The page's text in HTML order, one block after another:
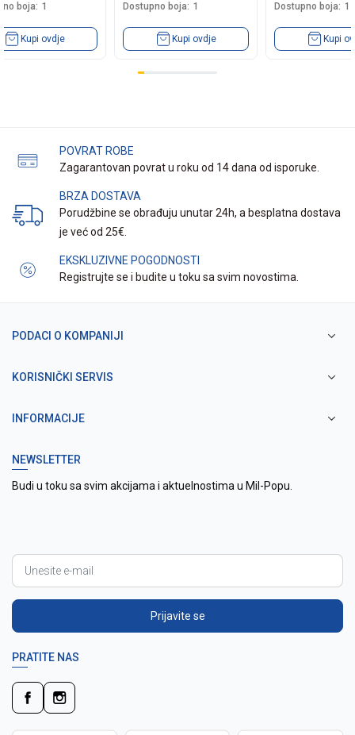
boja: 1
Kupi ovdje
Dostupno boja: 1
Kupi ovdje
Dostupno boja: 1
Kupi
POVRAT ROBE
Zagarantovan povrat u roku od 14 dana od isporuke.
BRZA DOSTAVA
Porudžbine se obrađuju unutar 24h, a besplatna dostava
je već od 25€.
EKSKLUZIVNE POGODNOSTI
Registrujte se i budite u toku sa svim novostima.
PODACI O KOMPANIJI
KORISNIČKI SERVIS
INFORMACIJE
NEWSLETTER
Budi u toku sa svim akcijama i aktuelnostima u Mil-Popu.
Prijavite se
PRATITE NAS